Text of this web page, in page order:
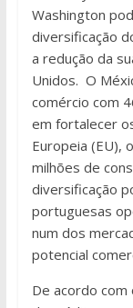
Washington
diversificação
a redução da
Unidos. O
comércio com
em fortalecer
Europeia (EU),
milhões de
diversificação
portuguesas
num dos
potencial
De acordo